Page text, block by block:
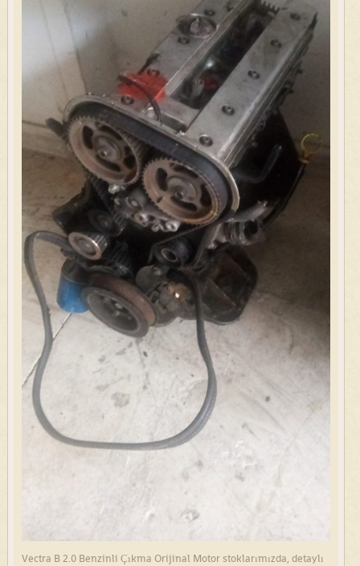
Vectra B 2.0 Benzinli Çıkma Orijinal Motor stoklarımızda, detaylı